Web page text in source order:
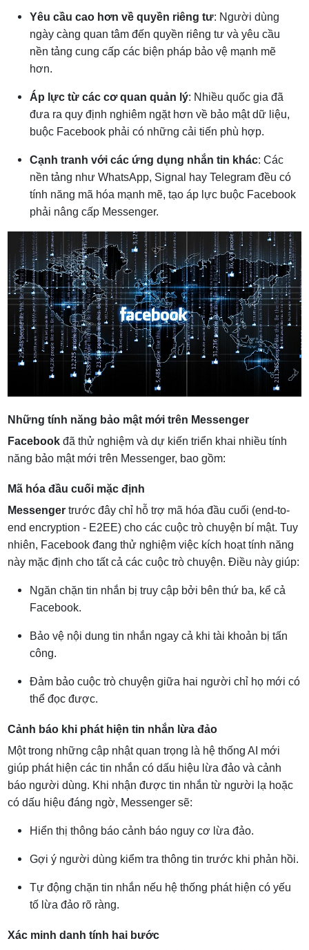
Yêu cầu cao hơn về quyền riêng tư: Người dùng
ngày càng quan tâm đến quyền riêng tư và yêu cầu
nền tảng cung cấp các biện pháp bảo vệ mạnh mẽ
hơn.
Áp lực từ các cơ quan quản lý: Nhiều quốc gia đã
đưa ra quy định nghiêm ngặt hơn về bảo mật dữ liệu,
buộc Facebook phải có những cải tiến phù hợp.
Cạnh tranh với các ứng dụng nhắn tin khác: Các
nền tảng như WhatsApp, Signal hay Telegram đều có
tính năng mã hóa mạnh mẽ, tạo áp lực buộc Facebook
phải nâng cấp Messenger.
Những tính năng bảo mật mới trên Messenger
Facebook đã thử nghiệm và dự kiến triển khai nhiều tính
năng bảo mật mới trên Messenger, bao gồm:
Mã hóa đầu cuối mặc định
Messenger trước đây chỉ hỗ trợ mã hóa đầu cuối (end-to-
end encryption - E2EE) cho các cuộc trò chuyện bí mật. Tuy
nhiên, Facebook đang thử nghiệm việc kích hoạt tính năng
này mặc định cho tất cả các cuộc trò chuyện. Điều này giúp:
Ngăn chặn tin nhắn bị truy cập bởi bên thứ ba, kể cả
Facebook.
Bảo vệ nội dung tin nhắn ngay cả khi tài khoản bị tấn
công.
Đảm bảo cuộc trò chuyện giữa hai người chỉ họ mới có
thể đọc được.
Cảnh báo khi phát hiện tin nhắn lừa đảo
Một trong những cập nhật quan trọng là hệ thống AI mới
giúp phát hiện các tin nhắn có dấu hiệu lừa đảo và cảnh
báo người dùng. Khi nhận được tin nhắn từ người lạ hoặc
có dấu hiệu đáng ngờ, Messenger sẽ:
Hiển thị thông báo cảnh báo nguy cơ lừa đảo.
Gợi ý người dùng kiểm tra thông tin trước khi phản hồi.
Tự động chặn tin nhắn nếu hệ thống phát hiện có yếu
tố lừa đảo rõ ràng.
Xác minh danh tính hai bước